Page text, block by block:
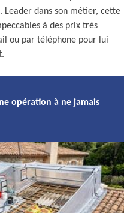
dans son métier, cette
à des prix très
ou par téléphone pour lui
opération à ne jamais